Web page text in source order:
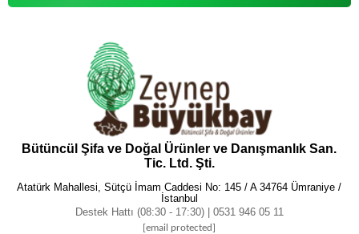
Bütüncül Şifa ve Doğal Ürünler ve Danışmanlık San.
Tic. Ltd. Şti.
Atatürk Mahallesi, Sütçü İmam Caddesi No: 145 / A 34764 Ümraniye /
İstanbul
Destek Hattı (08:30 - 17:30) | 0531 946 05 11
[email protected]